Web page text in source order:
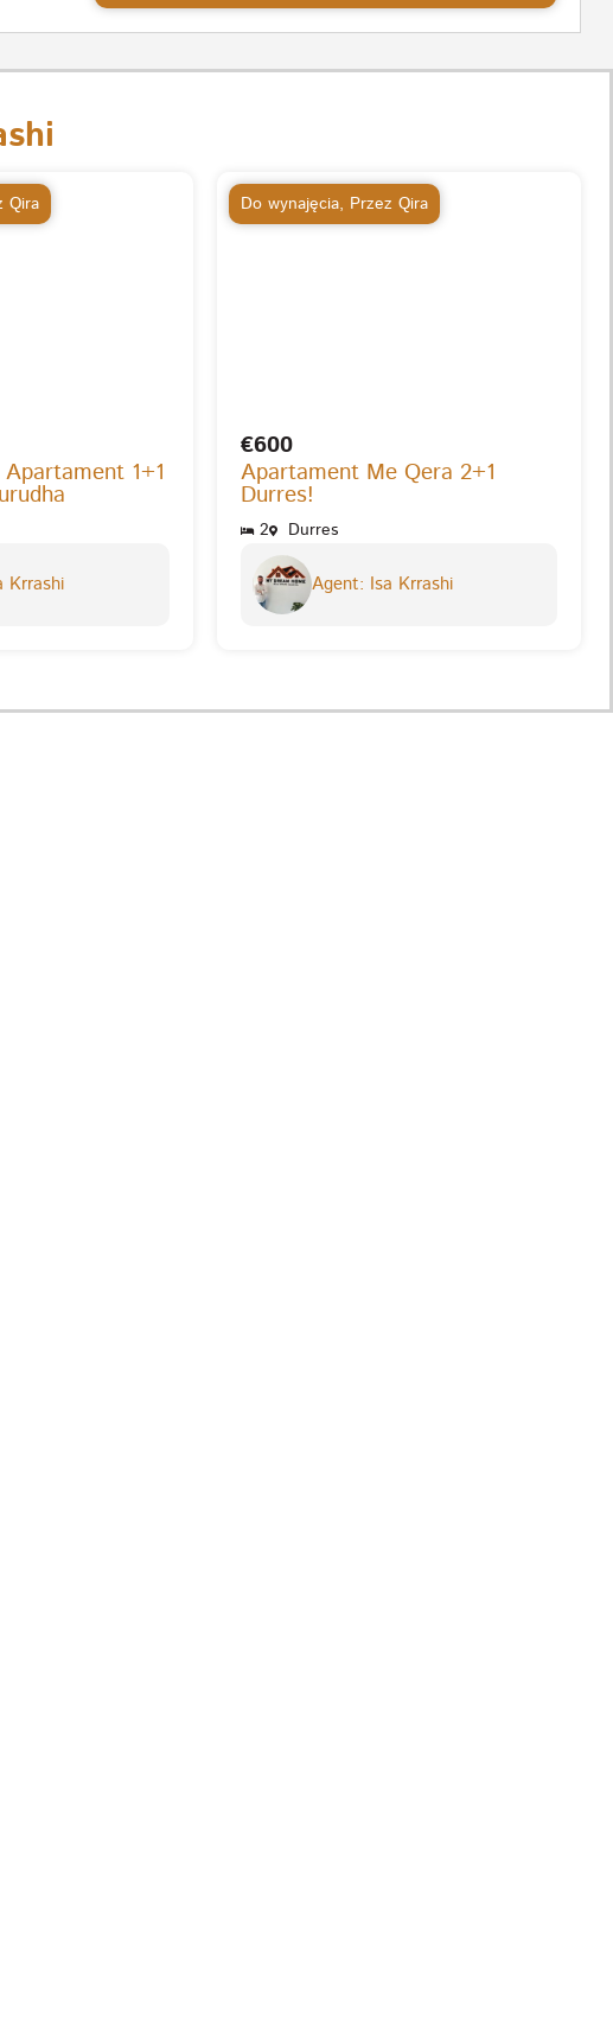
Qira
1+1
Krrashi
Do wynajęcia, Przez Qira
€600
Apartament Me Qera 2+1
Durres!
2 Durres
Agent: Isa Krrashi